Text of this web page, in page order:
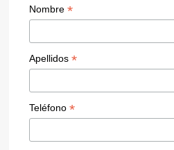
Nombre*
Apellidos*
Teléfono*